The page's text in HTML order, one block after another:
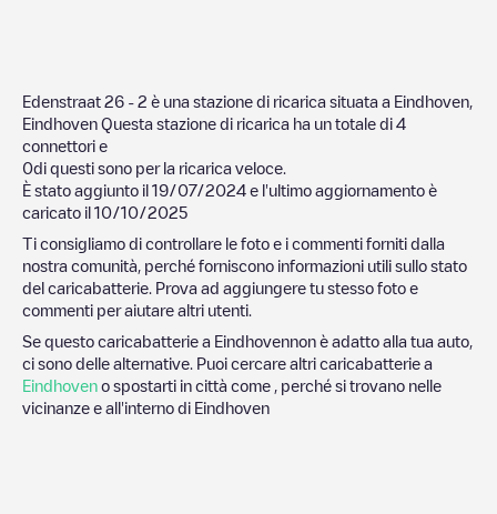
Edenstraat 26 - 2 è una stazione di ricarica situata a Eindhoven
Eindhoven Questa stazione di ricarica ha un totale di 4
connettori e
0di questi sono per la ricarica veloce.
È stato aggiunto il 19/07/2024 e l'ultimo aggiornamento è
caricato il 10/10/2025
Ti consigliamo di controllare le foto e i commenti forniti dalla
nostra comunità, perché forniscono informazioni utili sullo stato
del caricabatterie. Prova ad aggiungere tu stesso foto e
commenti per aiutare altri utenti.
Se questo caricabatterie a Eindhovennon è adatto alla tua auto,
ci sono delle alternative. Puoi cercare altri caricabatterie a
Eindhoven o spostarti in città come , perché si trovano nelle
vicinanze e all'interno di Eindhoven